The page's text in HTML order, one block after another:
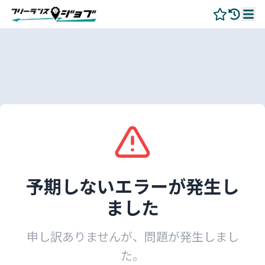
予期しないエラーが発生し
ました
申し訳ありませんが、問題が発生しまし
た。